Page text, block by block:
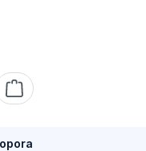
Warenkorb enthält 0